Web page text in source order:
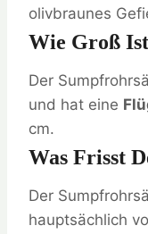
olivbraunes
Wie Groß
Der
und hat eine
cm.
Was Frisst
Der
hauptsächlich